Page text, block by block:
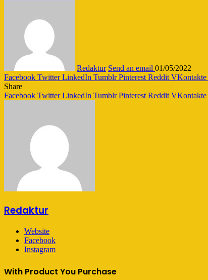
Redaktur Send an email 01/05/2022
Facebook Twitter LinkedIn Tumblr Pinterest Reddit VKontakte
Share
Facebook Twitter LinkedIn Tumblr Pinterest Reddit VKontakte
Redaktur
Website
Facebook
Instagram
With Product You Purchase